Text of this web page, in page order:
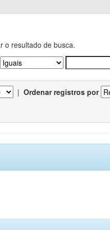
o resultado de busca.
| Ordenar registros por